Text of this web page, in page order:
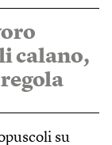
calano,
su